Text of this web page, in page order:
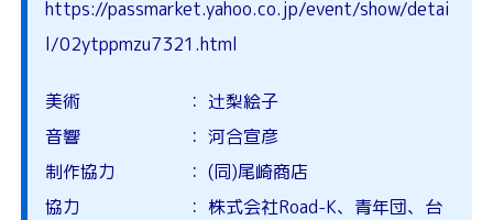
https://passmarket.yahoo.co.jp/event/show/detai
l/02ytppmzu7321.html
美術 ： 辻梨絵子
音響 ： 河合宣彦
制作協力 ： (同)尾崎商店
協力 ： 株式会社Road-K、青年団、台